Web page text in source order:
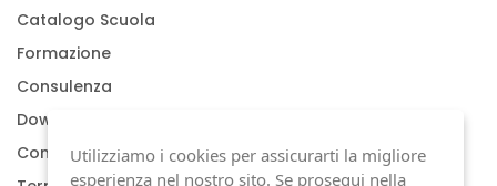
Catalogo Scuola
Formazione
Consulenza
Download documenti
Condizioni generali
Utilizziamo i cookies per assicurarti la migliore
esperienza nel nostro sito. Se prosegui nella